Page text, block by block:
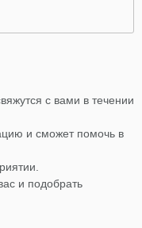
с вами в течении
и сможет помочь в
и подобрать